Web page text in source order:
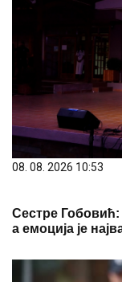
08. 08. 2026 10:53
Сестре
а емоција је